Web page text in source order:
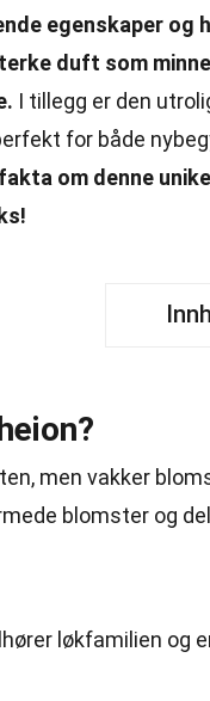
egenskaper
duft som
I tillegg er den
for både
om denne
men vakker
blomster og
løkfamilien og